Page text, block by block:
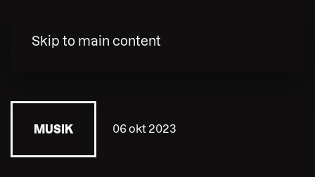
Skip to main content
MUSIK 06 okt 2023